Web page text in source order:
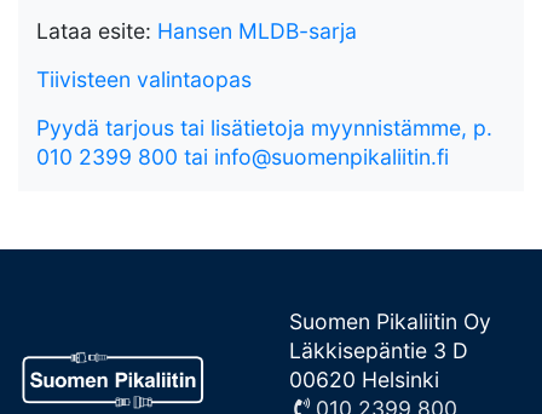
Lataa esite: Hansen MLDB-sarja
Tiivisteen valintaopas
Pyydä tarjous tai lisätietoja myynnistämme, p.
010 2399 800 tai info@suomenpikaliitin.fi
Suomen Pikaliitin Oy
Läkkisepäntie 3 D
00620 Helsinki
010 2399 800